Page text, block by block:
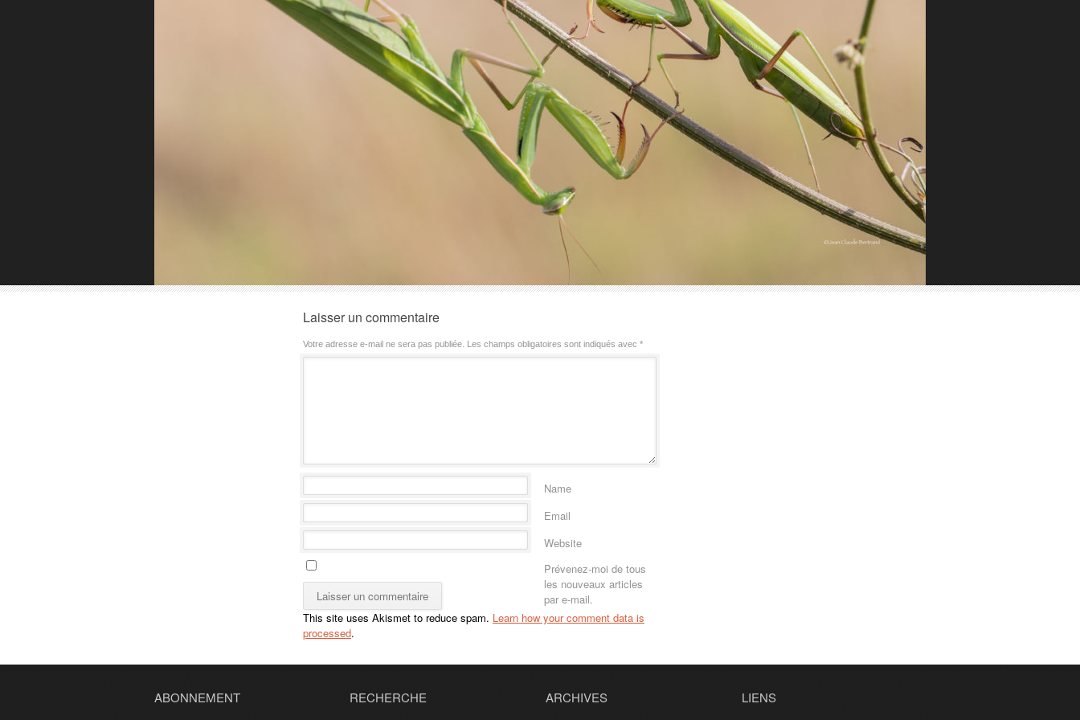
Laisser un commentaire
Votre adresse e-mail ne sera pas publiée. Les champs obligatoires sont indiqués avec *
Name
Email
Website
Prévenez-moi de tous
les nouveaux articles
par e-mail.
This site uses Akismet to reduce spam. Learn how your comment data is
processed.
ABONNEMENT RECHERCHE ARCHIVES LIENS